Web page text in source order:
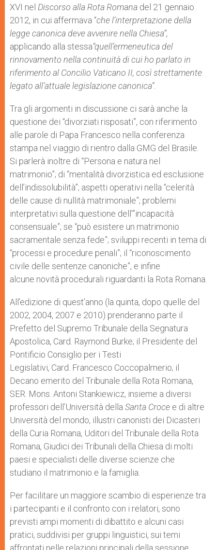
XVI nel Discorso alla Rota Romana del 21 gennaio
2012, in cui affermava “che l’interpretazione della
legge canonica deve avvenire nella Chiesa”,
applicando alla stessa“quell’ermeneutica del
rinnovamento nella continuità di cui ho parlato in
riferimento al Concilio Vaticano II, così strettamente
legato all’attuale legislazione canonica”.
Tra gli argomenti in discussione ci sarà anche la
questione dei “divorziati risposati”, con riferimento
alle parole di Papa Francesco nella conferenza
stampa nel viaggio di rientro dalla GMG del Brasile.
Si parlerà inoltre di “Persona e natura nel
matrimonio”; di “mentalità divorzistica ed esclusione
dell’indissolubilità”; aspetti operativi nella “celerità
delle cause di nullità matrimoniale”; problemi
interpretativi sulla questione dell'”incapacità
consensuale”; se “può esistere un matrimonio
sacramentale senza fede”; sviluppi recenti in tema di
“processi e procedure penali”; il “riconoscimento
civile delle sentenze canoniche”, e infine
alcune novità procedurali riguardanti la Rota Romana.
All’edizione di quest’anno (la quinta, dopo quelle del
2002, 2004, 2007 e 2010) prenderanno parte il
Prefetto del Supremo Tribunale della Segnatura
Apostolica, Card. Raymond Burke; il Presidente del
Pontificio Consiglio per i Testi
Legislativi, Card. Francesco Coccopalmerio; il
Decano emerito del Tribunale della Rota Romana,
SER. Mons. Antoni Stankiewicz, insieme a diversi
professori dell’Università della Santa Croce e di altre
Università del mondo, illustri canonisti dei Dicasteri
della Curia Romana, Uditori del Tribunale della Rota
Romana, Giudici dei Tribunali della Chiesa di molti
paesi e specialisti delle diverse scienze che
studiano il matrimonio e la famiglia.
Per facilitare un maggiore scambio di esperienze tra
i partecipanti e il confronto con i relatori, sono
previsti ampi momenti di dibattito e alcuni casi
pratici, suddivisi per gruppi linguistici, sui temi
affrontati nelle relazioni principali della sessione